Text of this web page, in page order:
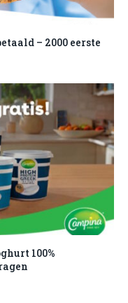
– 2000 eerste
100%